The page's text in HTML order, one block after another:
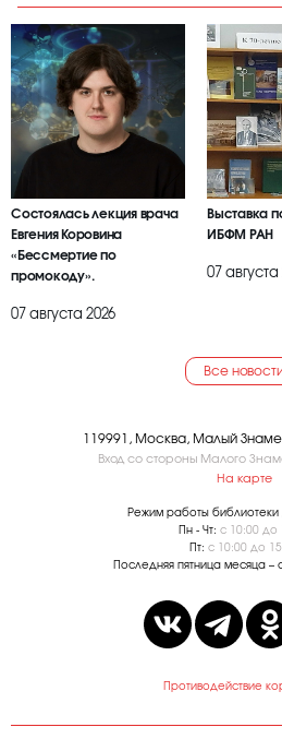
Состоялась лекция врача
Евгения Коровина
«Бессмертие по
промокоду».
07 августа 2026
Выставка
ИБФМ РАН
07 августа
Все
119991, Москва, Малый
Вход со стороны Малого
На карте
Режим работы библиотеки
Пн - Чт: с 10:00 до
Пт: с 10:00 до
Последняя пятница месяца –
Противодействие